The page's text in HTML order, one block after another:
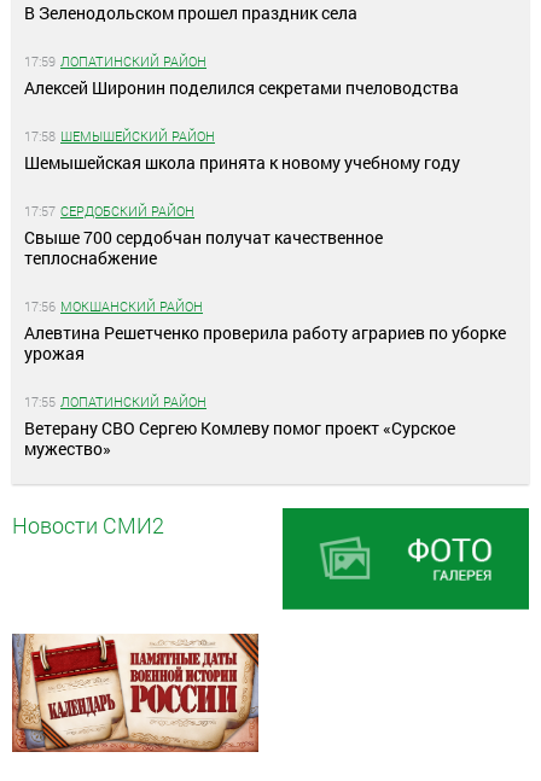
В Зеленодольском прошел праздник села
17:59 ЛОПАТИНСКИЙ РАЙОН
Алексей Широнин поделился секретами пчеловодства
17:58 ШЕМЫШЕЙСКИЙ РАЙОН
Шемышейская школа принята к новому учебному году
17:57 СЕРДОБСКИЙ РАЙОН
Свыше 700 сердобчан получат качественное
теплоснабжение
17:56 МОКШАНСКИЙ РАЙОН
Алевтина Решетченко проверила работу аграриев по уборке
урожая
17:55 ЛОПАТИНСКИЙ РАЙОН
Ветерану СВО Сергею Комлеву помог проект «Сурское
мужество»
Новости СМИ2